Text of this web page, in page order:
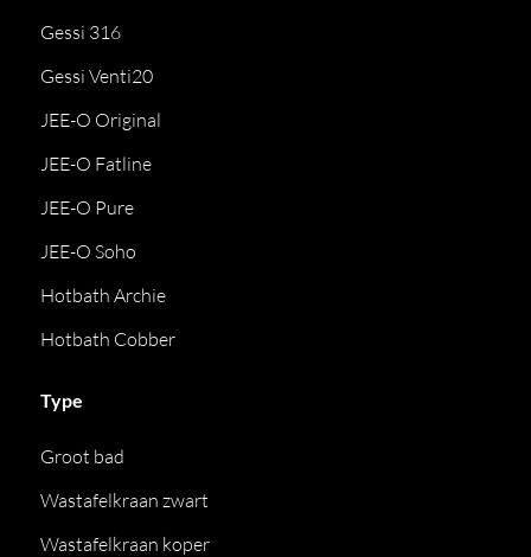
Gessi 316
Gessi Venti20
JEE-O Original
JEE-O Fatline
JEE-O Pure
JEE-O Soho
Hotbath Archie
Hotbath Cobber
Type
Groot bad
Wastafelkraan zwart
Wastafelkraan koper